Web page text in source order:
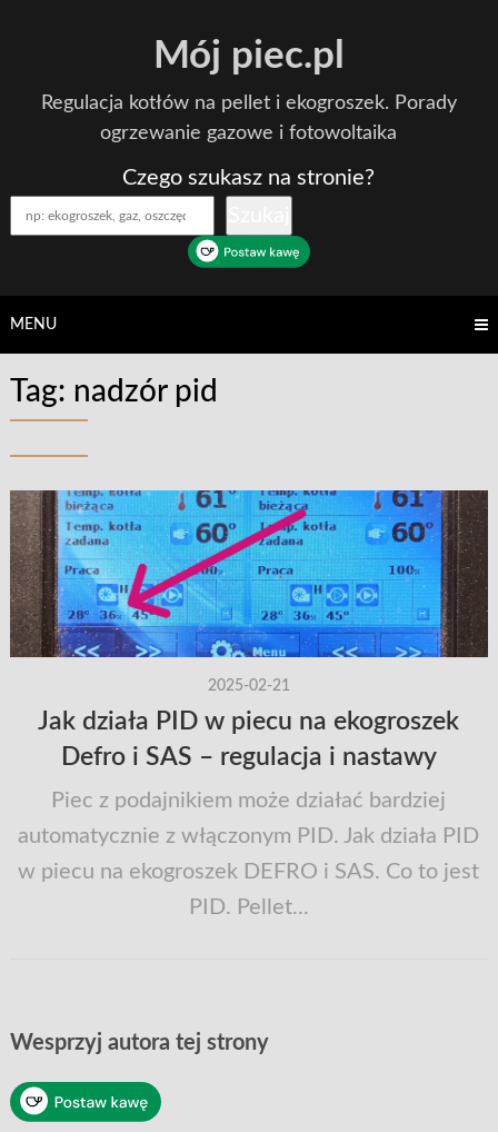
Mój piec.pl
Regulacja kotłów na pellet i ekogroszek. Porady
ogrzewanie gazowe i fotowoltaika
Czego szukasz na stronie?
MENU
Tag: nadzór pid
2025-02-21
Jak działa PID w piecu na ekogroszek
Defro i SAS – regulacja i nastawy
Piec z podajnikiem może działać bardziej
automatycznie z włączonym PID. Jak działa PID
w piecu na ekogroszek DEFRO i SAS. Co to jest
PID. Pellet...
Wesprzyj autora tej strony